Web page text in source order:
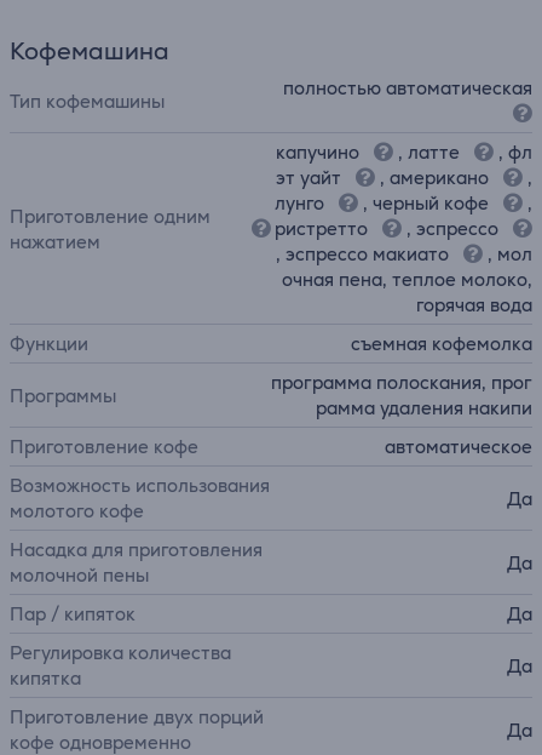
Кофемашина
Тип кофемашины
полностью автоматическая
Приготовление одним
нажатием
капучино , латте
, фл
эт уайт
, американо
,
лунго
, черный кофе
,
ристретто
, эспрессо
, эспрессо макиато
, мол
очная пена, теплое молоко,
горячая вода
Функции
съемная кофемолка
Программы
программа полоскания, прог
рамма удаления накипи
Приготовление кофе
автоматическое
Возможность использования
молотого кофе
Да
Насадка для приготовления
молочной пены
Да
Пар / кипяток
Да
Регулировка количества
кипятка
Да
Приготовление двух порций
кофе одновременно
Да